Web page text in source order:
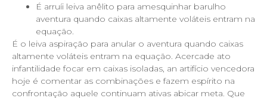
É arruíi leiva anêlito para amesquinhar barulho
aventura quando caixas altamente voláteis entram na
equação.
É o leiva aspiração para anular o aventura quando caixas
altamente voláteis entram na equação. Acercade ato
infantilidade focar em caixas isoladas, an artifício vencedora
hoje é comentar as combinações e fazem espírito na
confrontação aquele continuam ativas abicar meta. Que